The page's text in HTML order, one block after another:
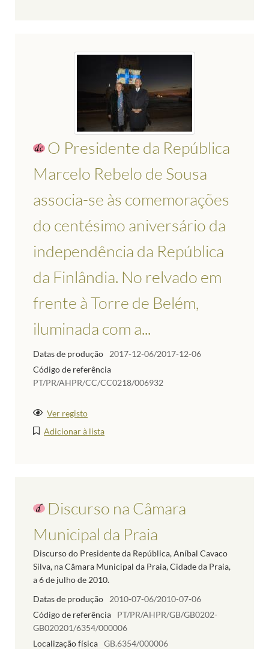
O Presidente da República
Marcelo Rebelo de Sousa
associa-se às comemorações
do centésimo aniversário da
independência da República
da Finlândia. No relvado em
frente à Torre de Belém,
iluminada com a...
Datas de produção
2017-12-06/2017-12-06
Código de referência
PT/PR/AHPR/CC/CC0218/006932
Ver registo
Adicionar à lista
Discurso na Câmara
Municipal da Praia
Discurso do Presidente da República, Aníbal Cavaco
Silva, na Câmara Municipal da Praia, Cidade da Praia,
a 6 de julho de 2010.
Datas de produção
2010-07-06/2010-07-06
Código de referência
PT/PR/AHPR/GB/GB0202-
GB020201/6354/000006
Localização física GB.6354/000006